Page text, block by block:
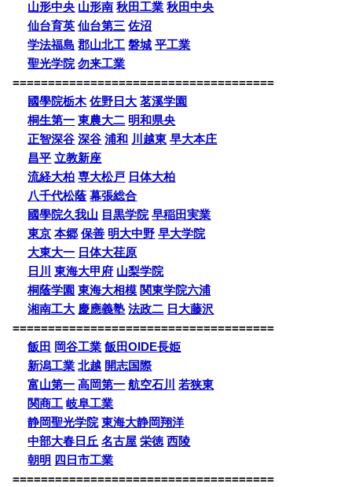
山形中央 山形南 秋田工業 秋田中央
仙台育英 仙台第三 佐沼
学法福島 郡山北工 磐城 平工業
聖光学院 勿来工業
=====================================
國學院栃木 佐野日大 茗溪学園
桐生第一 東農大二 明和県央
正智深谷 深谷 浦和 川越東 早大本庄
昌平 立教新座
流経大柏 専大松戸 日体大柏
八千代松蔭 幕張総合
國學院久我山 目黒学院 早稲田実業
東京 本郷 保善 明大中野 早大学院
大東大一 日体大荏原
日川
東海大甲府 山梨学院
桐蔭学園 東海大相模 関東学院六浦
湘南工大 慶應義塾 法政二 日大藤沢
=====================================
飯田
岡谷工業 飯田OIDE長姫
新潟工業 北越 開志国際
富山第一 高岡第一 航空石川
若狭東
関商工 岐阜工業
静岡聖光学院 東海大静岡翔洋
中部大春日丘 名古屋 栄徳 西陵
朝明 四日市工業
=====================================